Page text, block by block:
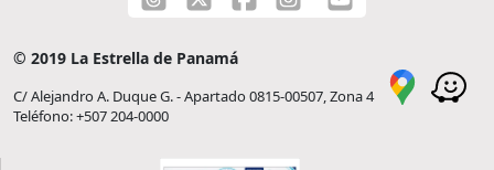
© 2019 La Estrella de Panamá
C/ Alejandro A. Duque G. - Apartado 0815-00507, Zona 4
Teléfono: +507 204-0000